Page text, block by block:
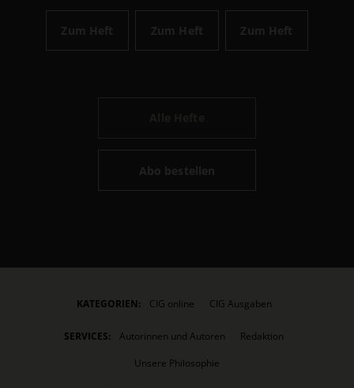
Zum Heft Zum Heft Zum Heft
Abo bestellen
KATEGORIEN: CIG online CIG Ausgaben
SERVICES: Autorinnen und Autoren
Redaktion
Unsere Philosophie